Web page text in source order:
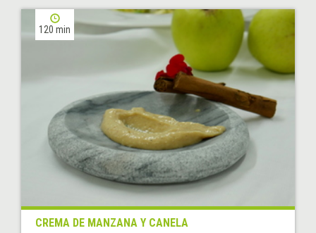
120 min
CREMA DE MANZANA Y CANELA